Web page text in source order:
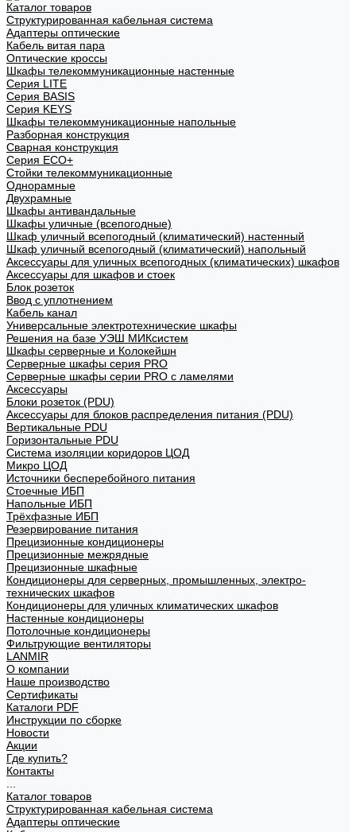
Каталог товаров
Структурированная кабельная система
Адаптеры оптические
Кабель витая пара
Оптические кроссы
Шкафы телекоммуникационные настенные
Cерия LITE
Cерия BASIS
Cерия KEYS
Шкафы телекоммуникационные напольные
Разборная конструкция
Сварная конструкция
Серия ECO+
Стойки телекоммуникационные
Однорамные
Двухрамные
Шкафы антивандальные
Шкафы уличные (всепогодные)
Шкаф уличный всепогодный (климатический) настенный
Шкаф уличный всепогодный (климатический) напольный
Аксессуары для уличных всепогодных (климатических) шкафов
Аксессуары для шкафов и стоек
Блок розеток
Ввод с уплотнением
Кабель канал
Универсальные электротехнические шкафы
Решения на базе УЭШ МИКсистем
Шкафы серверные и Колокейшн
Серверные шкафы серия PRO
Серверные шкафы серии PRO с ламелями
Аксессуары
Блоки розеток (PDU)
Аксессуары для блоков распределения питания (PDU)
Вертикальные PDU
Горизонтальные PDU
Система изоляции коридоров ЦОД
Микро ЦОД
Источники бесперебойного питания
Стоечные ИБП
Напольные ИБП
Трёхфазные ИБП
Резервирование питания
Прецизионные кондиционеры
Прецизионные межрядные
Прецизионные шкафные
Кондиционеры для серверных, промышленных, электро-
технических шкафов
Кондиционеры для уличных климатических шкафов
Настенные кондиционеры
Потолочные кондиционеры
Фильтрующие вентиляторы
LANMIR
О компании
Наше производство
Сертификаты
Каталоги PDF
Инструкции по сборке
Новости
Акции
Где купить?
Контакты
Каталог товаров
Структурированная кабельная система
Адаптеры оптические